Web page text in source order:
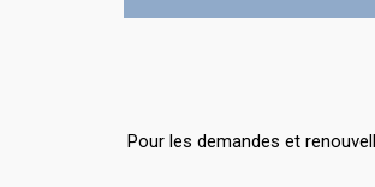
Pour les demandes et